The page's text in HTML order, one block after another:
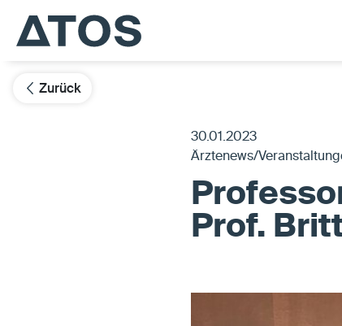
Zurück
30.01.2023
Ärztenews/
Prof.